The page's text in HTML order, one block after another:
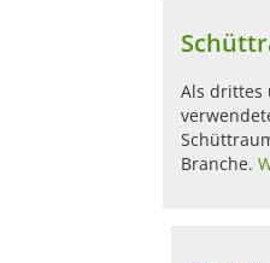
Als drittes
Branche.